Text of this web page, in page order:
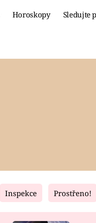
Horoskopy Sledujte
Fresh
Inspekce Prostřeno!